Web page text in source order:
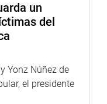
un
del
Yonz Núñez de
el presidente